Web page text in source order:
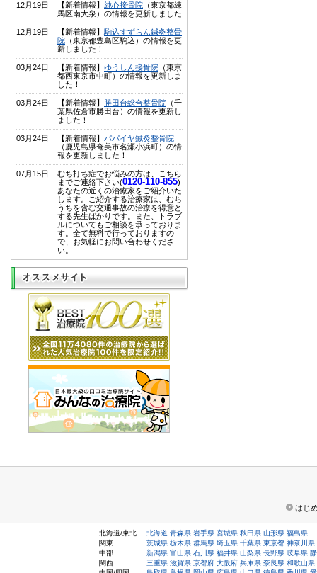
12月19日 【新着情報】 純心接骨院 （東京都練
馬区南大泉）の情報を更新しました
12月19日 【新着情報】 駒込すずらん鍼灸整骨
院 （東京都豊島区駒込）の情報を更
新しました！
03月24日 【新着情報】 ゆうしん接骨院 （東京
都西東京市中町）の情報を更新しま
した！
03月24日 【新着情報】 勝田台総合整骨院 （千
葉県佐倉市勝田台）の情報を更新し
ました！
03月24日 【新着情報】 パパイヤ鍼灸整骨院
（鹿児島県奄美市名瀬小浜町）の情
報を更新しました！
07月15日
むち打ち症でお悩みの方は、こちら
までご連絡下さい(0120-110-855)
あなたの近くの治療家をご紹介いた
します。ご紹介する治療家は、むち
うちを含む交通事故の治療を得意と
する先生ばかりです。また、トラブ
ルについてもご相談を承っておりま
す。全て無料で行っておりますの
で、お気軽にお問い合わせくださ
い。
はじ
北海道/東北 北海道 青森県 岩手県 宮城県 秋田県 山形県 福島県
関東
茨城県 栃木県 群馬県 埼玉県 千葉県 東京都 神奈川県
中部
新潟県 富山県 石川県 福井県 山梨県 長野県 岐阜県
関西
三重県 滋賀県 京都府 大阪府 兵庫県 奈良県 和歌山県